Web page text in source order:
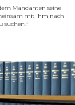
Mandanten seine
mit ihm nach
suchen.“